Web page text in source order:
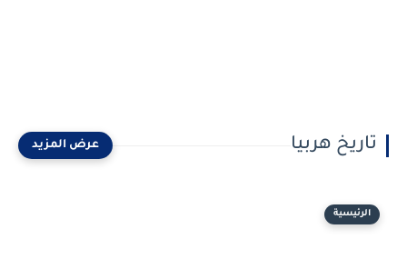
تاريخ هربيا
الرئيسية